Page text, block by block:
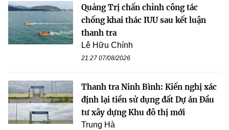
Quảng Trị chấn chỉnh công tác
chống khai thác IUU sau kết luận
thanh tra
Lê Hữu Chính
21:27 07/08/2026
Thanh tra Ninh Bình: Kiến nghị xác
định lại tiền sử dụng đất Dự án Đầu
tư xây dựng Khu đô thị mới
Trung Hà